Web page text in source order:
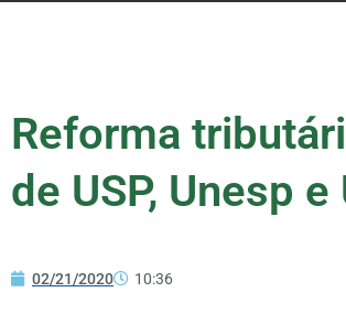
Reforma
de USP, Unesp
02/21/2020 10:36